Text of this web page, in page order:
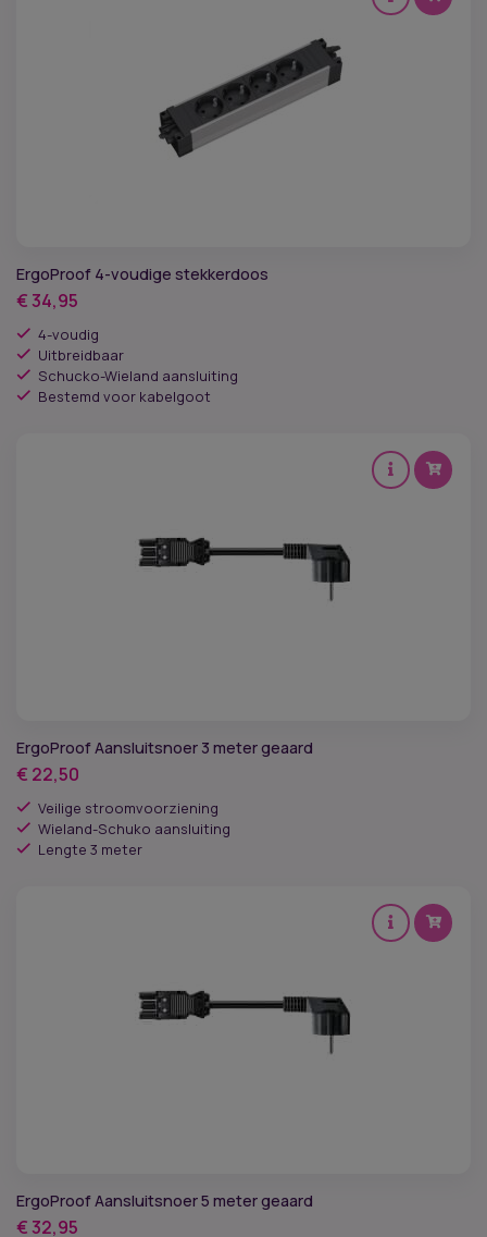
ErgoProof 4-voudige stekkerdoos
€34,95
4-voudig
Uitbreidbaar
Schucko-Wieland aansluiting
Bestemd voor kabelgoot
ErgoProof Aansluitsnoer 3 meter geaard
€ 22,50
Veilige stroomvoorziening
Wieland-Schuko aansluiting
Lengte 3 meter
ErgoProof Aansluitsnoer 5 meter geaard
€32,95